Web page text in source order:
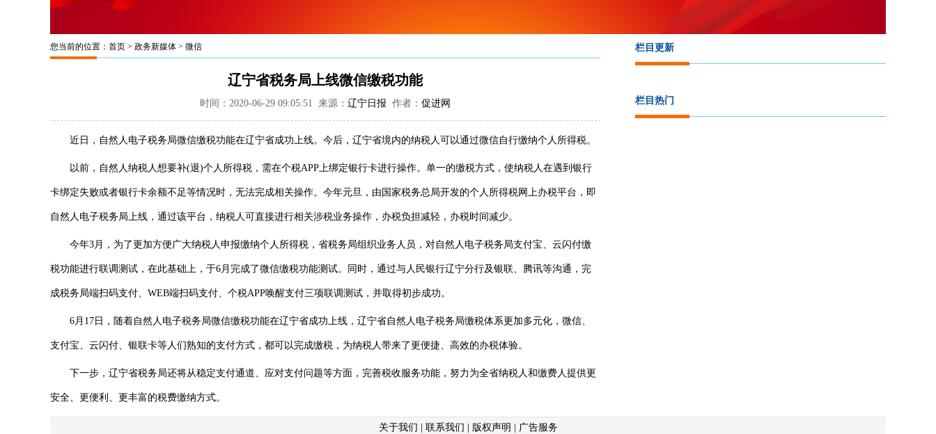
您当前的位置： 首页 > 政务新媒体 > 微信
辽宁省税务局上线微信缴税功能
时间：2020-06-29 09:05:51 来源： 辽宁日报 作者： 促进网
近日，自然人电子税务局微信缴税功能在辽宁省成功上线。今后，辽宁省境内的纳税人可以通过微信自行缴纳个人所得税。
以前，自然人纳税人想要补(退)个人所得税，需在个税APP上绑定银行卡进行操作。单一的缴税方式，使纳税人在遇到银行
卡绑定失败或者银行卡余额不足等情况时，无法完成相关操作。今年元旦，由国家税务总局开发的个人所得税网上办税平台，即
自然人电子税务局上线，通过该平台，纳税人可直接进行相关涉税业务操作，办税负担减轻，办税时间减少。
今年3月，为了更加方便广大纳税人申报缴纳个人所得税，省税务局组织业务人员，对自然人电子税务局支付宝、云闪付缴
税功能进行联调测试，在此基础上，于6月完成了微信缴税功能测试。同时，通过与人民银行辽宁分行及银联、腾讯等沟通，完
成税务局端扫码支付、WEB端扫码支付、个税APP唤醒支付三项联调测试，并取得初步成功。
6月17日，随着自然人电子税务局微信缴税功能在辽宁省成功上线，辽宁省自然人电子税务局缴税体系更加多元化，微信、
支付宝、云闪付、银联卡等人们熟知的支付方式，都可以完成缴税，为纳税人带来了更便捷、高效的办税体验。
下一步，辽宁省税务局还将从稳定支付通道、应对支付问题等方面，完善税收服务功能，努力为全省纳税人和缴费人提供更
安全、更便利、更丰富的税费缴纳方式。
栏目更新
栏目热门
关于我们 联系我们 版权声明 广告服务